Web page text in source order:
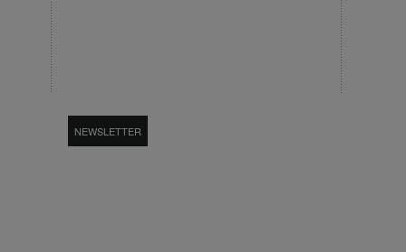
NEWSLETTER